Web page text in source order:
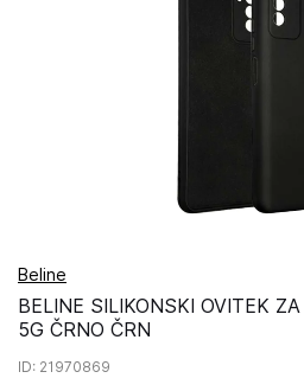
Beline
BELINE SILIKONSKI OVITEK
5G ČRNO ČRN
ID: 21970869